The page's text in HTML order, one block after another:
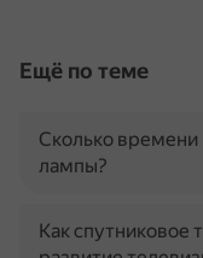
Ещё по теме
Сколько времени
лампы?
Как спутниковое